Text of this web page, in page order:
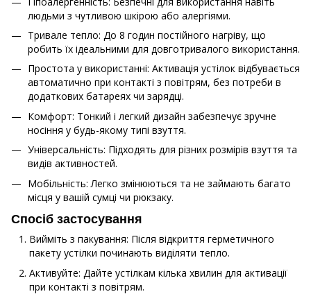
людьми з чутливою шкірою або алергіями.
Тривале тепло: До 8 годин постійного нагріву, що
робить їх ідеальними для довготривалого використання.
Простота у використанні: Активація устілок відбувається
автоматично при контакті з повітрям, без потреби в
додаткових батареях чи зарядці.
Комфорт: Тонкий і легкий дизайн забезпечує зручне
носіння у будь-якому типі взуття.
Універсальність: Підходять для різних розмірів взуття та
видів активностей.
Мобільність: Легко змінюються та не займають багато
місця у вашій сумці чи рюкзаку.
Спосіб застосування
Вийміть з пакування: Після відкриття герметичного
пакету устілки починають виділяти тепло.
Активуйте: Дайте устілкам кілька хвилин для активації
при контакті з повітрям.